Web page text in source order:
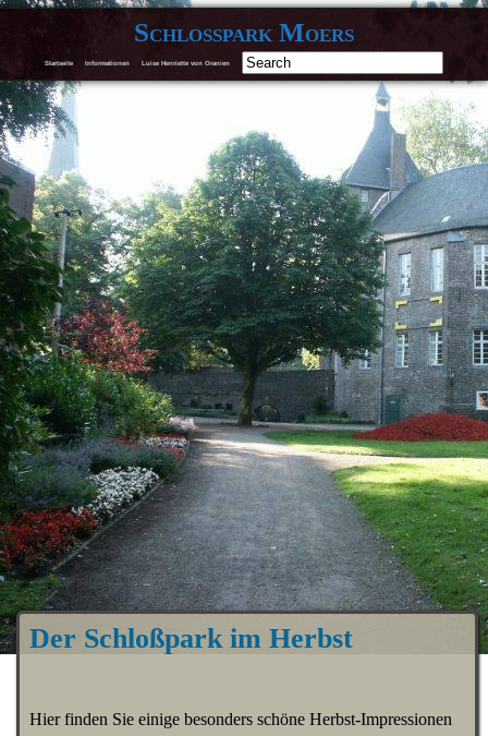
Schlosspark Moers
Startseite Informationen Luise Henriette von Oranien
Der Schloßpark im Herbst
Hier finden Sie einige besonders schöne Herbst-Impressionen